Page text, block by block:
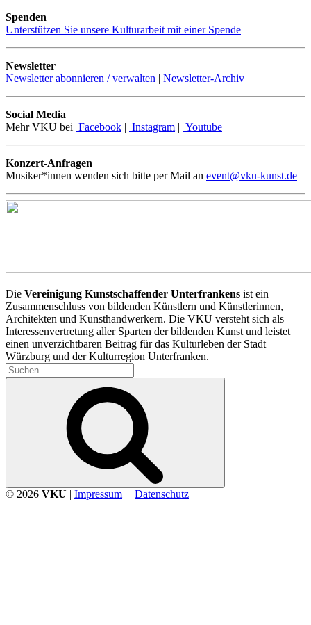
Spenden
Unterstützen Sie unsere Kulturarbeit mit einer Spende
Newsletter
Newsletter abonnieren / verwalten | Newsletter-Archiv
Social Media
Mehr VKU bei Facebook | Instagram | Youtube
Konzert-Anfragen
Musiker*innen wenden sich bitte per Mail an event@vku-kunst.de
Die Vereinigung Kunstschaffender Unterfrankens ist ein
Zusammenschluss von bildenden Künstlern und Künstlerinnen,
Architekten und Kunsthandwerkern. Die VKU versteht sich als
Interessenvertretung aller Sparten der bildenden Kunst und leistet
einen unverzichtbaren Beitrag für das Kulturleben der Stadt
Würzburg und der Kulturregion Unterfranken.
Suchen
nach:
© 2026 VKU | Impressum | | Datenschutz